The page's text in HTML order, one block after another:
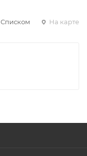
Списком На карте